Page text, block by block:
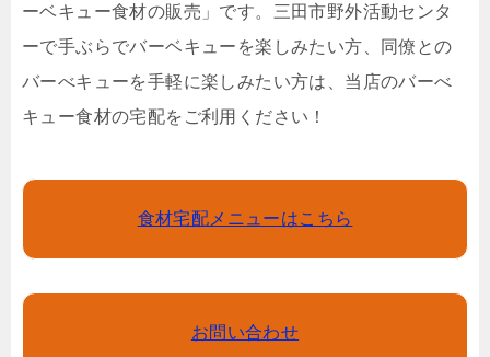
ーベキュー食材の販売」です。三田市野外活動センタ
ーで手ぶらでバーベキューを楽しみたい方、同僚との
バーべキューを手軽に楽しみたい方は、当店のバーべ
キュー食材の宅配をご利用ください！
食材宅配メニューはこちら
お問い合わせ